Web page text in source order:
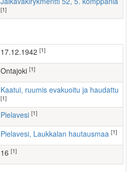
[1]
17.12.1942 [1]
Ontajoki [1]
Kaatui, ruumis evakuoitu ja haudattu
[1]
Pielavesi [1]
Pielavesi, Laukkalan hautausmaa [1]
16 [1]